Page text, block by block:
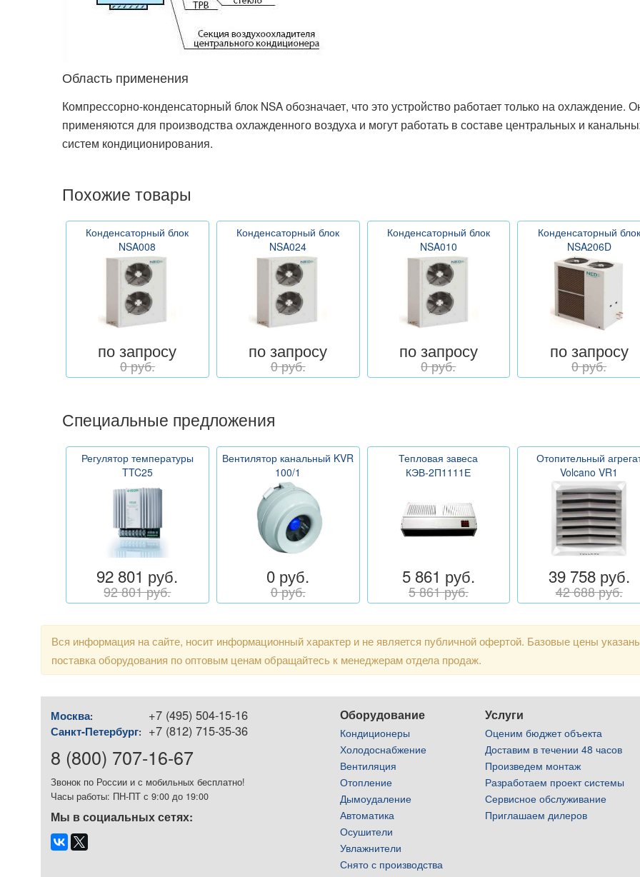
Область применения
Компрессорно-конденсаторный блок NSA обозначает, что это устройство работает только на охлаждение.
применяются для производства охлажденного воздуха и могут работать в составе центральных и
систем кондиционирования.
Похожие товары
Конденсаторный блок
NSA008
по запросу
0 руб.
Конденсаторный блок
NSA024
по запросу
0 руб.
Конденсаторный блок
NSA010
по запросу
0 руб.
Конденсаторный блок
NSA206D
по запросу
0 руб.
Специальные предложения
Регулятор температуры
TTC25
92 801 руб.
92 801 руб.
Вентилятор канальный KVR
100/1
0 руб.
0 руб.
Тепловая завеса
КЭВ-2П1111Е
5 861 руб.
5 861 руб.
Отопительный
Volcano VR1
39 758 руб.
42 688 руб.
Вся информация на сайте, носит информационный характер и не является публичной офертой. Базовые цены
поставка оборудования по оптовым ценам обращайтесь к менеджерам отдела продаж.
Москва: +7 (495) 504-15-16
Санкт-Петербург: +7 (812) 715-35-36
8 (800) 707-16-67
Звонок по России и с мобильных бесплатно!
Часы работы: ПН-ПТ с 9:00 до 19:00
Мы в социальных сетях:
Оборудование
Кондиционеры
Холодоснабжение
Вентиляция
Отопление
Дымоудаление
Автоматика
Осушители
Увлажнители
Снято с производства
Услуги
Оценим бюджет объекта
Доставим в течении 48 часов
Произведем монтаж
Разработаем проект системы
Сервисное обслуживание
Приглашаем дилеров